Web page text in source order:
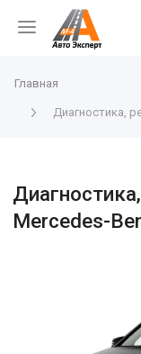
Главная
Диагностика,
Mercedes-